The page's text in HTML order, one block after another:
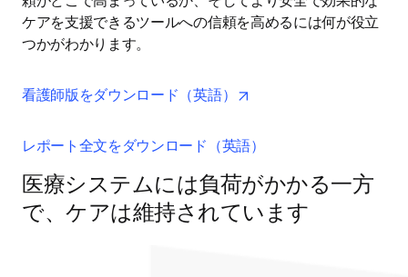
ケアを支援できるツールへの信頼を高めるには何が役立
つかがわかります。
看護師版をダウンロード（英語）
レポート全文をダウンロード（英語）
医療システムには負荷がかかる一方
で、ケアは維持されています